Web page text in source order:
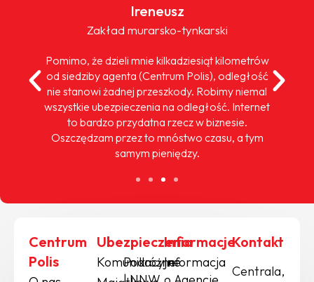
Ireneusz
Zakład murarsko-tynkarski
Pomimo, że dzieli mnie kilkadziesiąt kilometrów
od siedziby agenta (Centrum Polis), odległość
nie stanowi żadnej przeszkody. Robimy niemal
wszystkie ubezpieczenia na odległość. Internet
to bardzo przydatna rzecz w biznesie.
Oszczędzam przez to mnóstwo czasu, a tym
samym pieniędzy.
Centrum
Polis
Ubezpieczenia
Komunikacyjne
Podróżne
Informacje
Informacja
Kontakt
Centrala,